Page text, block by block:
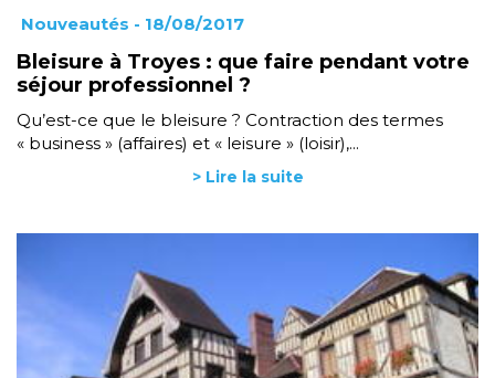
Nouveautés - 18/08/2017
Bleisure à Troyes : que faire pendant votre
séjour professionnel ?
Qu’est-ce que le bleisure ? Contraction des termes
« business » (affaires) et « leisure » (loisir),...
> Lire la suite